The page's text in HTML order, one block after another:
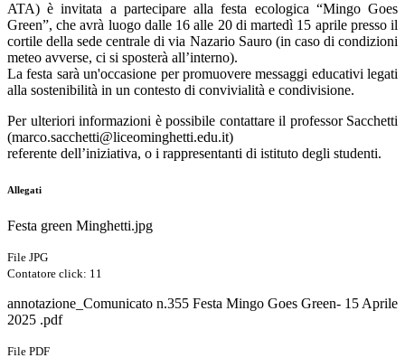
ATA) è invitata a partecipare alla festa ecologica “Mingo Goes
Green”, che avrà luogo dalle 16 alle 20 di martedì 15 aprile presso il
cortile della sede centrale di via Nazario Sauro (in caso di condizioni
meteo avverse, ci si sposterà all’interno).
La festa sarà un'occasione per promuovere messaggi educativi legati
alla sostenibilità in un contesto di convivialità e condivisione.
Per ulteriori informazioni è possibile contattare il professor Sacchetti
(marco.sacchetti@liceominghetti.edu.it)
referente dell’iniziativa, o i rappresentanti di istituto degli studenti.
Allegati
Festa green Minghetti.jpg
File JPG
Contatore click: 11
annotazione_Comunicato n.355 Festa Mingo Goes Green- 15 Aprile
2025 .pdf
File PDF